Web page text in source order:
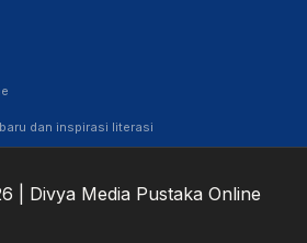
dan inspirasi literasi
| Divya Media Pustaka Online